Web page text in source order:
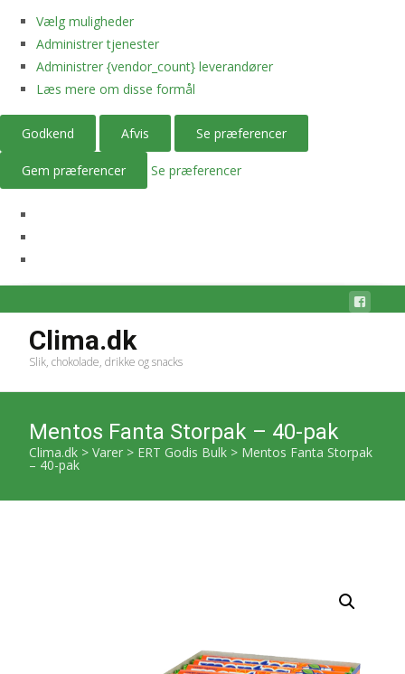
Vælg muligheder
Administrer tjenester
Administrer {vendor_count} leverandører
Læs mere om disse formål
Godkend Afvis Se præferencer
Gem præferencer Se præferencer
Clima.dk
Slik, chokolade, drikke og snacks
Mentos Fanta Storpak – 40-pak
Clima.dk > Varer > ERT Godis Bulk > Mentos Fanta Storpak
– 40-pak